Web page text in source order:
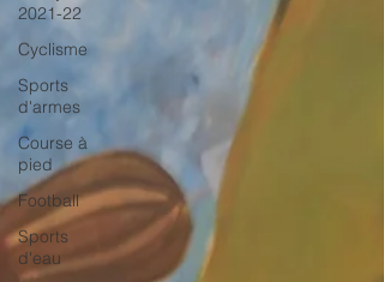
2021-22
Cyclisme
Sports
d'armes
Course à
pied
Football
Sports
d'eau